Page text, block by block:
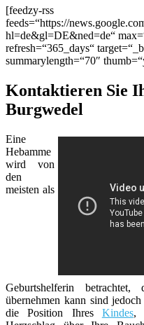
[feedzy-rss
feeds=“https://
hl=de&gl=DE&ned=de“
refresh=“365_days“
summarylength=“70″
Kontaktieren Sie
Burgwedel
Eine
Hebamme
wird von
den
meisten als
Geburtshelferin
übernehmen kann sind
die Position Ihres Kindes,